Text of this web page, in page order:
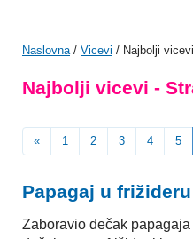
Naslovna/ Vicevi / Najbolji vicevi
Najbolji vicevi -
« 1 2 3 4 5
Papagaj u frižideru
Zaboravio dečak